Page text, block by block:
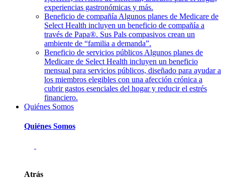
experiencias gastronómicas y más.
Beneficio de compañía Algunos planes de Medicare de
Select Health incluyen un beneficio de compañía a
través de Papa®. Sus Pals compasivos crean un
ambiente de “familia a demanda”.
Beneficio de servicios públicos Algunos planes de
Medicare de Select Health incluyen un beneficio
mensual para servicios públicos, diseñado para ayudar a
los miembros elegibles con una afección crónica a
cubrir gastos esenciales del hogar y reducir el estrés
financiero.
Quiénes Somos
Quiénes Somos
Atrás